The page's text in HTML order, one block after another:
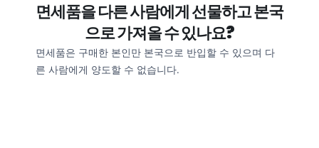
면세품을 다른 사람에게 선물하고 본국
으로 가져올 수 있나요?
면세품은 구매한 본인만 본국으로 반입할 수 있으며 다
른 사람에게 양도할 수 없습니다.